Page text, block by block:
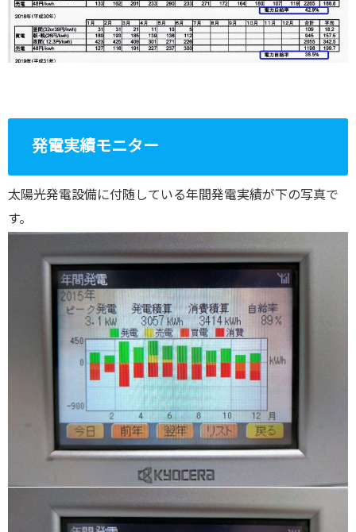
発電実績モニター
太陽光発電設備に付随している年間発電実績が下の写真で
す。